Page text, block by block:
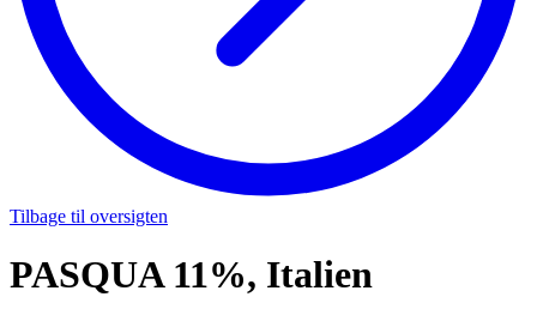
Tilbage til oversigten
PASQUA 11%, Italien